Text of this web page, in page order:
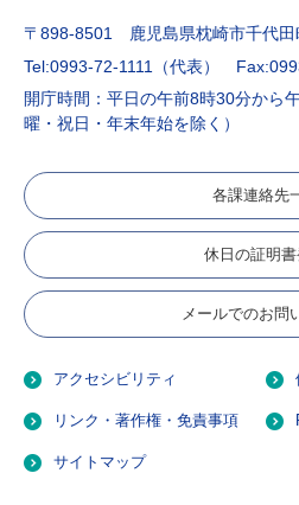
〒898-8501 鹿児島県枕崎市千代田
Tel:0993-72-1111（代表）
開庁時間：平日の午前8時30分から
曜・祝日・年末年始を除く）
各課連絡先
休日の証明
メールでのお問
アクセシビリティ
リンク・著作権・免責事項
サイトマップ